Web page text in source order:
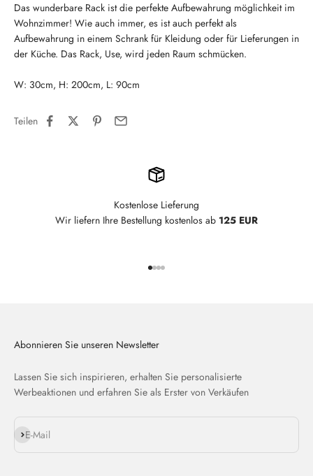
Das wunderbare Rack ist die perfekte Aufbewahrung möglichkeit im
Wohnzimmer! Wie auch immer, es ist auch perfekt als
Aufbewahrung in einem Schrank für Kleidung oder für Lieferungen in
der Küche. Das Rack, Use, wird jeden Raum schmücken.
W: 30cm, H: 200cm, L: 90cm
Teilen
Kostenlose Lieferung
Wir liefern Ihre Bestellung kostenlos ab 125 EUR
Abonnieren Sie unseren Newsletter
Lassen Sie sich inspirieren, erhalten Sie personalisierte
Werbeaktionen und erfahren Sie als Erster von Verkäufen
E-Mail
Abonnieren